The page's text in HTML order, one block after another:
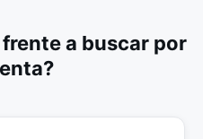
a buscar por